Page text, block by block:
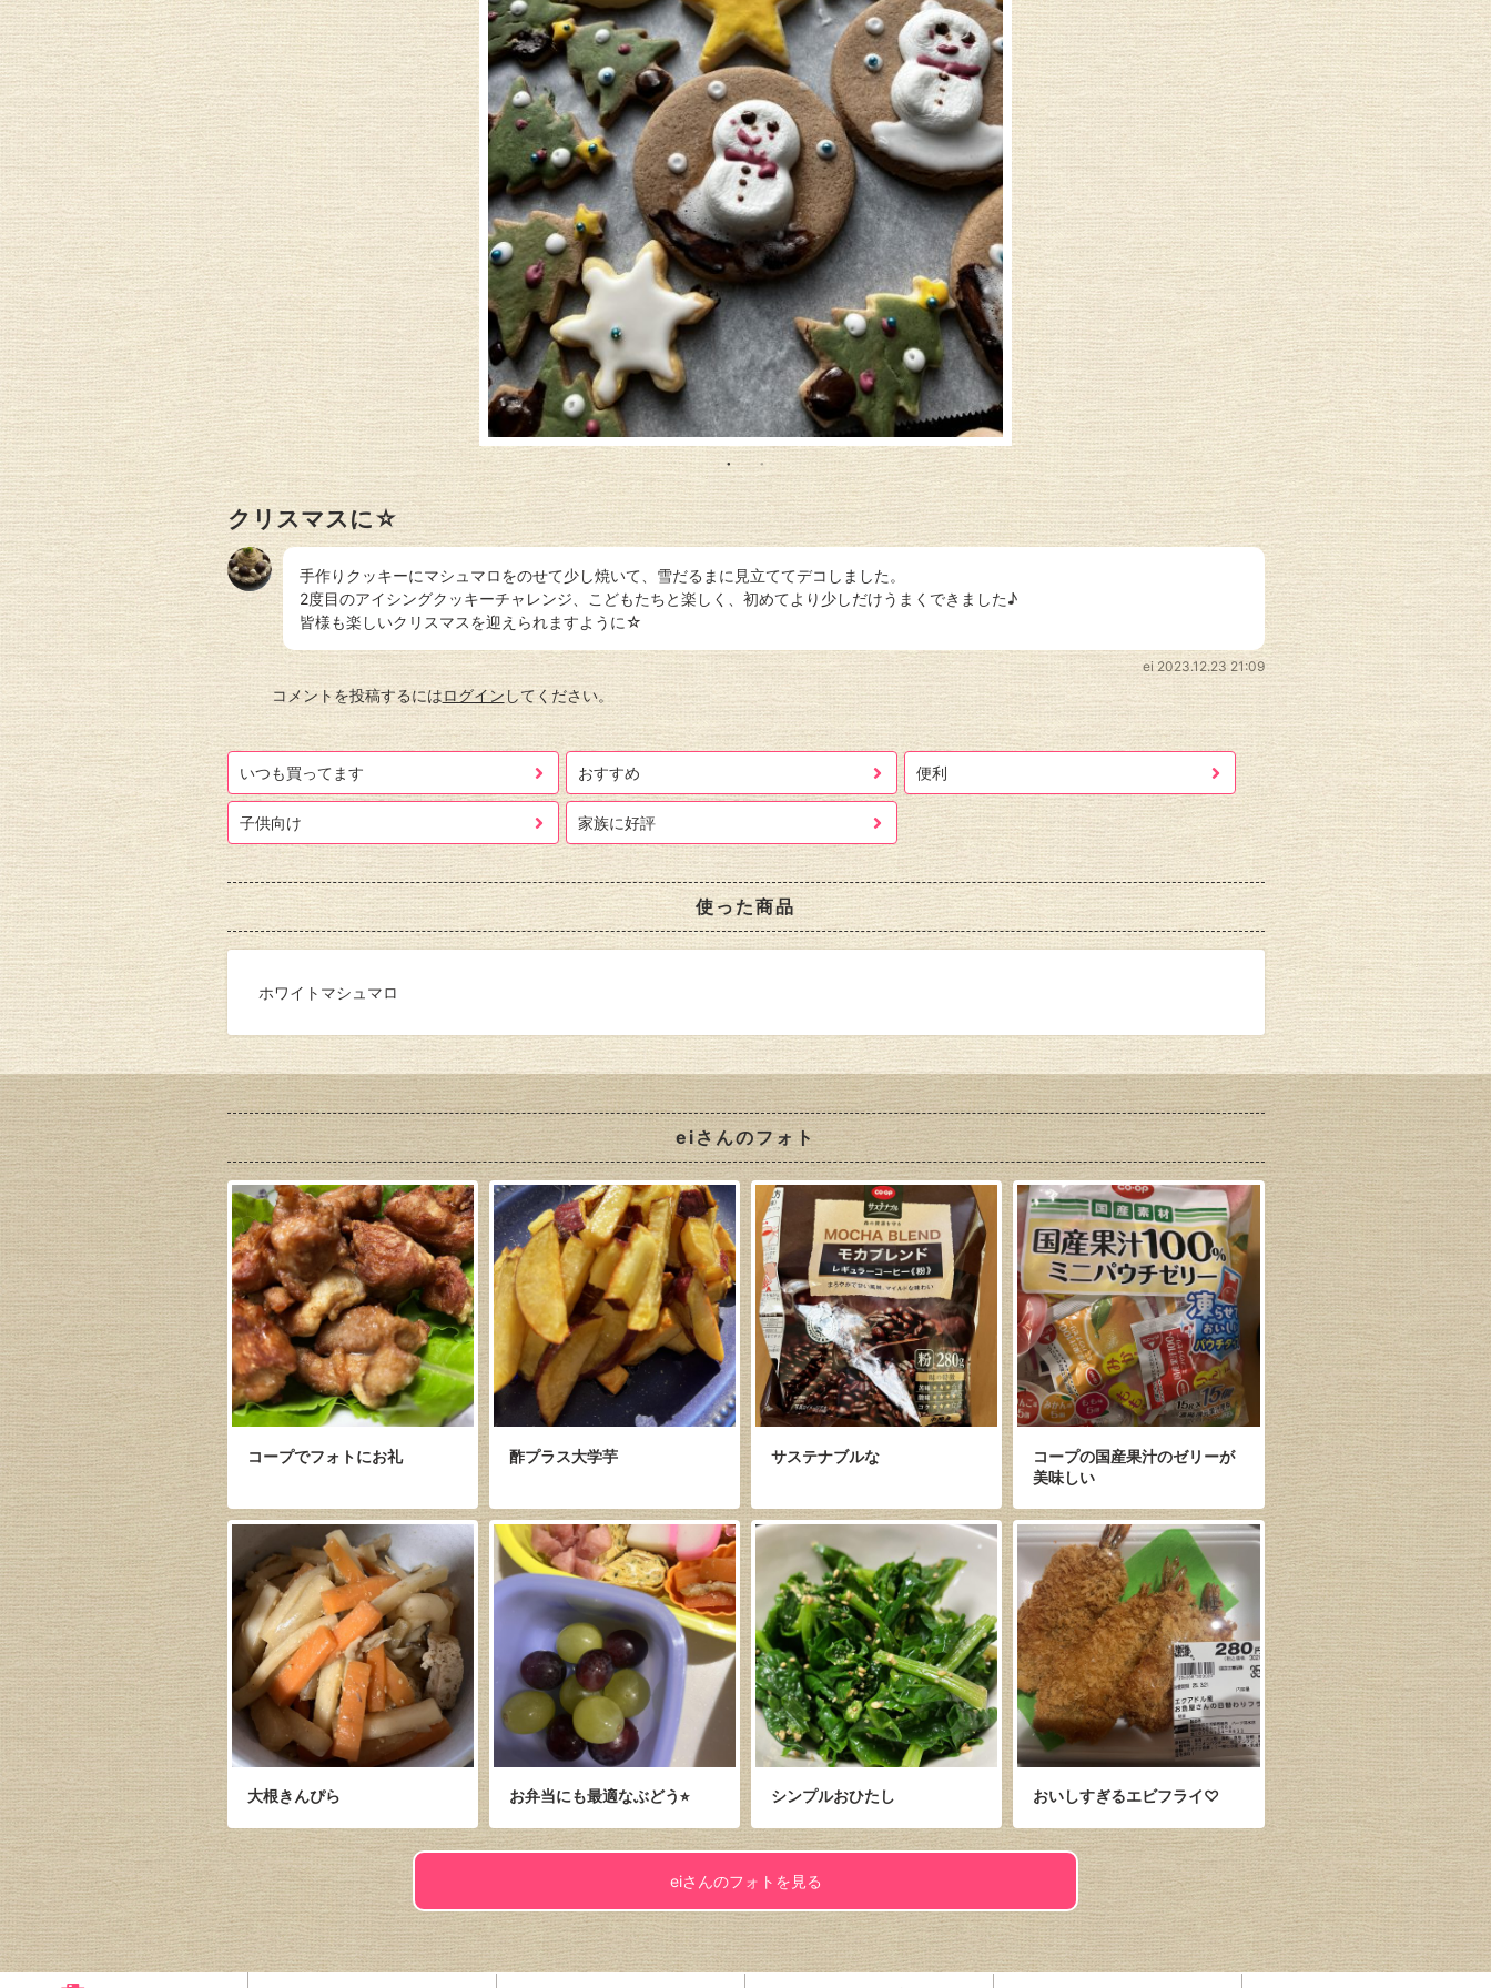
クリスマスに☆
手作りクッキーにマシュマロをのせて少し焼いて、雪だるまに見立ててデコしました。
2度目のアイシングクッキーチャレンジ、こどもたちと楽しく、初めてより少しだけうまくできました♪
皆様も楽しいクリスマスを迎えられますように☆
ei2023.12.23 21:09
コメントを投稿するにはログインしてください。
いつも買ってます おすすめ 便利
子供向け 家族に好評
使った商品
ホワイトマシュマロ
eiさんのフォト
コープでフォトにお礼 酢プラス大学芋 サステナブルな
コープの国産果汁のゼリーが
美味しい
大根きんぴら お弁当にも最適なぶどう⭐︎ シンプルおひたし おいしすぎるエビフライ♡
eiさんのフォトを見る